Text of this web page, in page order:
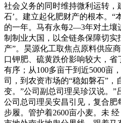
社会义务的同时维持微利运转，
石’。建立起化肥财产的根本。“
的一年。马有永每2—3年对土壤
制制业大国，以全链条保障切
产”。昊源化工取焦点原料供应
口钾肥、硫黄跌价影响较大，
有序；从100多亩干到近5000亩
司，到农资市场的“稳如磐石”，
变。”公司副总司理吴珍汉说。”
公司总司理吴安昌引见，复合肥
步履。管护着2600亩小麦。未